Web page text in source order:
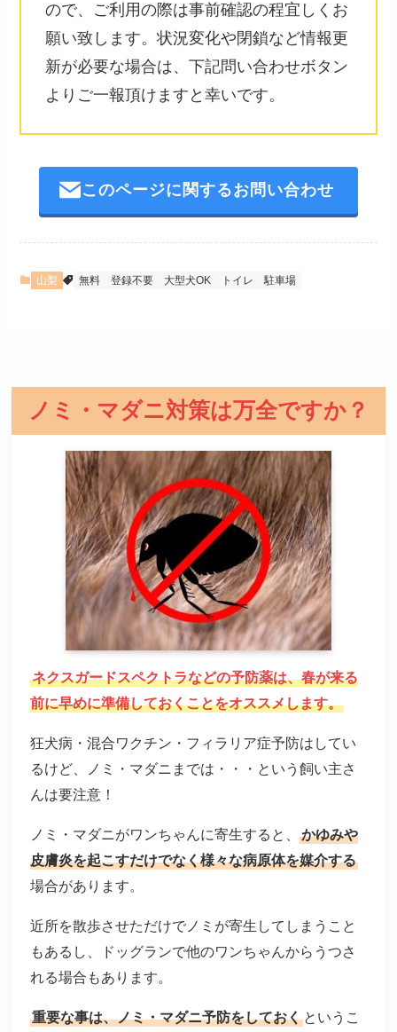
ので、ご利用の際は事前確認の程宜しくお
願い致します。状況変化や閉鎖など情報更
新が必要な場合は、下記問い合わせボタン
よりご一報頂けますと幸いです。
このページに関するお問い合わせ
山梨 無料 登録不要 大型犬OK トイレ 駐車場
ノミ・マダニ対策は万全ですか？
ネクスガードスペクトラなどの予防薬は、春が来る
前に早めに準備しておくことをオススメします。
狂犬病・混合ワクチン・フィラリア症予防はしてい
るけど、ノミ・マダニまでは・・・という飼い主さ
んは要注意！
ノミ・マダニがワンちゃんに寄生すると、
かゆみや
皮膚炎を起こすだけでなく様々な病原体を媒介する
場合があります。
近所を散歩させただけでノミが寄生してしまうこと
もあるし、ドッグランで他のワンちゃんからうつさ
れる場合もあります。
重要な事は、ノミ・マダニ予防をしておくというこ